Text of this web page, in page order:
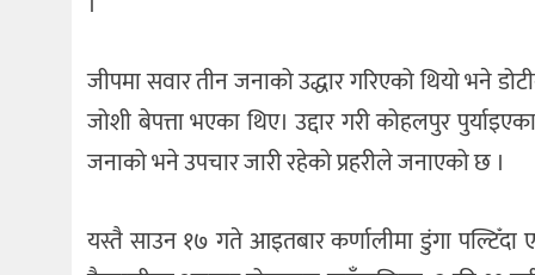
जीपमा सवार तीन जनाको उद्धार गरिएको थियो भने
जोशी बेपत्ता भएका थिए। उद्दार गरी कोहलपुर
जनाको भने उपचार जारी रहेको प्रहरीले जनाएको छ ।
यस्तै साउन १७ गते आइतबार कर्णालीमा डुंगा पल्टिँदा